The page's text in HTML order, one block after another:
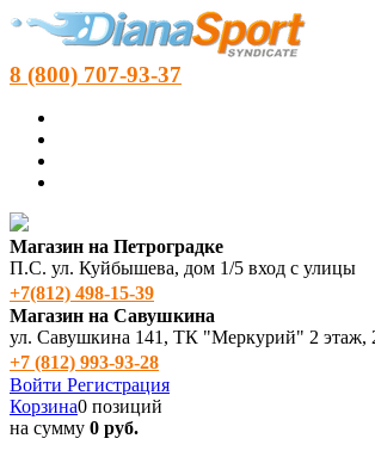
8 (800) 707-93-37
Магазин на Петроградке
П.С. ул. Куйбышева, дом 1/5 вход с улицы
+7(812) 498‑15-39
Магазин на Савушкина
ул. Савушкина 141, ТК "Меркурий" 2 этаж,
+7 (812) 993-93-28
Войти Регистрация
Корзина0 позиций
на сумму 0 руб.